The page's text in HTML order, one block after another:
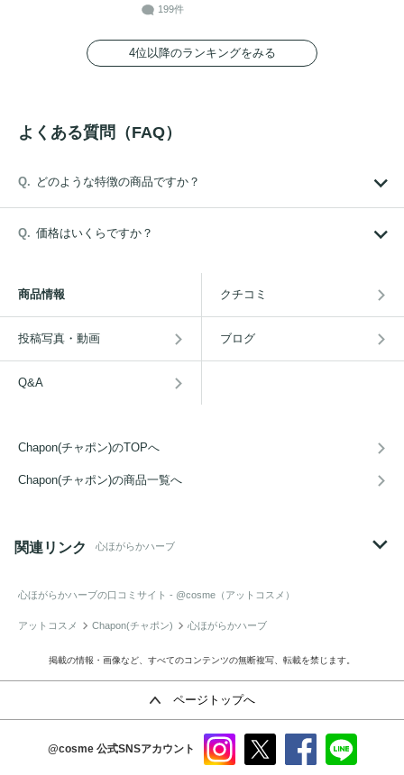
199件
4位以降のランキングをみる
よくある質問（FAQ）
どのような特徴の商品ですか？
価格はいくらですか？
商品情報 クチコミ
投稿写真・動画 ブログ
Q&A
Chapon(チャポン)のTOPへ
Chapon(チャポン)の商品一覧へ
関連リンク 心ほがらかハーブ
心ほがらかハーブの口コミサイト - @cosme（アットコスメ）
アットコスメ Chapon(チャポン) 心ほがらかハーブ
掲載の情報・画像など、すべてのコンテンツの無断複写、転載を禁じます。
ページトップへ
@cosme 公式SNSアカウント